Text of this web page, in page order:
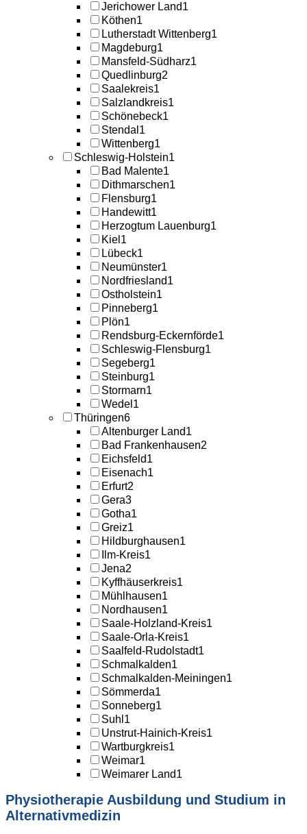
Jerichower Land1
Köthen1
Lutherstadt Wittenberg1
Magdeburg1
Mansfeld-Südharz1
Quedlinburg2
Saalekreis1
Salzlandkreis1
Schönebeck1
Stendal 1
Wittenberg1
Schleswig-Holstein1
Bad Malente1
Dithmarschen1
Flensburg1
Handewitt1
Herzogtum Lauenburg1
Kiel 1
Lübeck1
Neumünster1
Nordfriesland1
Ostholstein1
Pinneberg1
Plön1
Rendsburg-Eckernförde1
Schleswig-Flensburg1
Segeberg1
Steinburg1
Stormarn1
Wedel 1
Thüringen6
Altenburger Land1
Bad Frankenhausen2
Eichsfeld1
Eisenach1
Erfurt2
Gera3
Gotha1
Greiz1
Hildburghausen1
Ilm-Kreis1
Jena2
Kyffhäuserkreis1
Mühlhausen1
Nordhausen1
Saale-Holzland-Kreis1
Saale-Orla-Kreis1
Saalfeld-Rudolstadt1
Schmalkalden1
Schmalkalden-Meiningen1
Sömmerda1
Sonneberg1
Suhl 1
Unstrut-Hainich-Kreis1
Wartburgkreis1
Weimar1
Weimarer Land1
Physiotherapie Ausbildung und Studium in
Alternativmedizin